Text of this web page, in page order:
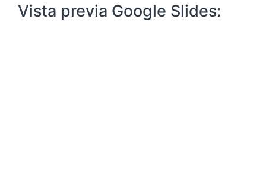
Vista previa Google Slides: